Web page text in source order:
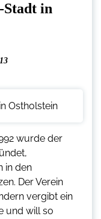
in
wurde der
in den
Der Verein
vergibt ein
und will so